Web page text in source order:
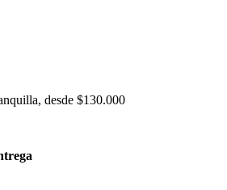
desde $130.000